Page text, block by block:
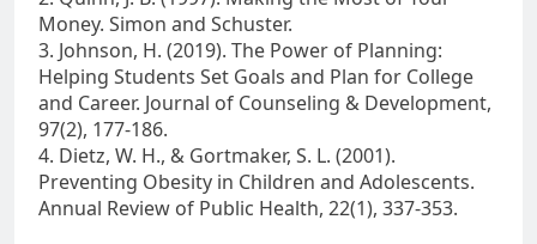
Money. Simon and Schuster.
3. Johnson, H. (2019). The Power of Planning:
Helping Students Set Goals and Plan for College
and Career. Journal of Counseling & Development,
97(2), 177-186.
4. Dietz, W. H., & Gortmaker, S. L. (2001).
Preventing Obesity in Children and Adolescents.
Annual Review of Public Health, 22(1), 337-353.